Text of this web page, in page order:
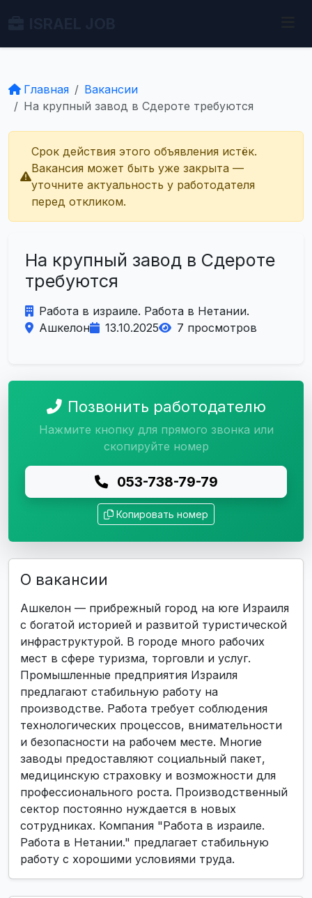
Главная
Вакансии
На крупный завод в Сдероте требуются
Срок действия этого объявления истёк.
Вакансия может быть уже закрыта —
уточните актуальность у работодателя
перед откликом.
На крупный завод в Сдероте
требуются
Работа в израиле. Работа в Нетании.
Ашкелон
13.10.2025 7 просмотров
Позвонить работодателю
Нажмите кнопку для прямого звонка или
скопируйте номер
053-738-79-79
Копировать номер
О вакансии
Ашкелон — прибрежный город на юге Израиля
с богатой историей и развитой туристической
инфраструктурой. В городе много рабочих
мест в сфере туризма, торговли и услуг.
Промышленные предприятия Израиля
предлагают стабильную работу на
производстве. Работа требует соблюдения
технологических процессов, внимательности
и безопасности на рабочем месте. Многие
заводы предоставляют социальный пакет,
медицинскую страховку и возможности для
профессионального роста. Производственный
сектор постоянно нуждается в новых
сотрудниках. Компания "Работа в израиле.
Работа в Нетании." предлагает стабильную
работу с хорошими условиями труда.